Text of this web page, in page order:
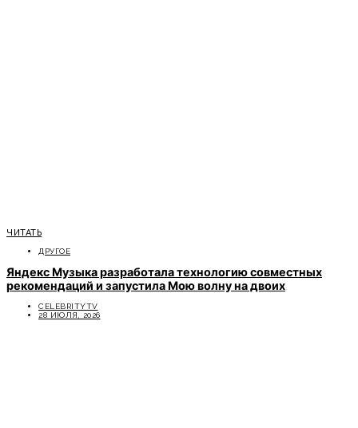
ЧИТАТЬ
ДРУГОЕ
Яндекс Музыка разработала технологию совместных
рекомендаций и запустила Мою волну на двоих
CELEBRITYTV
28 ИЮЛЯ, 2026